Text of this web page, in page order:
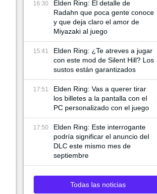
16:30
Elden Ring: El detalle de
Radahn que poca gente conoce
y que deja claro el amor de
Miyazaki al juego
15:41
Elden Ring: ¿Te atreves a jugar
con este mod de Silent Hill? Los
sustos están garantizados
17:51
Elden Ring: Vas a querer tirar
los billetes a la pantalla con el
PC personalizado con el juego
17:50
Elden Ring: Este interrogante
podría significar el anuncio del
DLC este mismo mes de
septiembre
Todas las noticias